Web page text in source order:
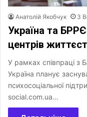
Анатолій Якобчук 3
Україна та
центрів
У рамках співпраці з
Україна планує
психосоціальної
social.com.ua…